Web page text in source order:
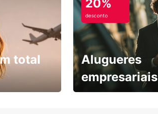
total
20%
desconto
Alugueres
empresariais